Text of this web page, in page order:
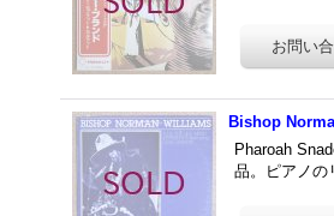
Bishop
Pharoah
品。ピアノ